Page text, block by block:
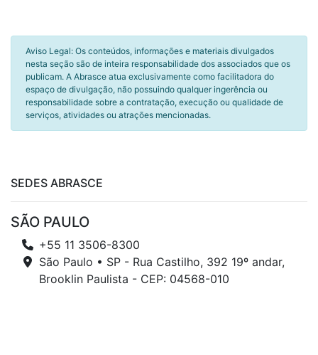
Aviso Legal: Os conteúdos, informações e materiais divulgados
nesta seção são de inteira responsabilidade dos associados que os
publicam. A Abrasce atua exclusivamente como facilitadora do
espaço de divulgação, não possuindo qualquer ingerência ou
responsabilidade sobre a contratação, execução ou qualidade de
serviços, atividades ou atrações mencionadas.
SEDES ABRASCE
SÃO PAULO
+55 11 3506-8300
São Paulo • SP - Rua Castilho, 392 19º andar,
Brooklin Paulista - CEP: 04568-010